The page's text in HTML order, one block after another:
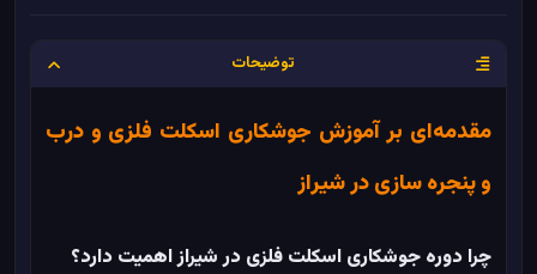
توضیحات
مقدمه‌ای بر آموزش جوشکاری اسکلت فلزی و درب
و پنجره سازی در شیراز
چرا دوره جوشکاری اسکلت فلزی در شیراز اهمیت دارد؟